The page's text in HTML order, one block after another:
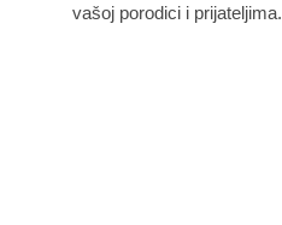
vašoj porodici i prijateljima.